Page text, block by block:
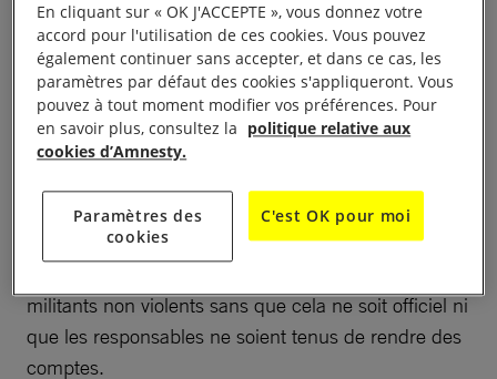
arbitraires et font même feu sur eux.
Couper délibérément l’accès à Internet constitue
une restriction alarmante du droit à laliberté
d’expression, et indique qu’il y a de fortes chances
Nous craignons que cette censure n’ait
spécifiquement pour but de donner carte blanche
militants non violents sans que cela ne soit officiel ni
que les responsables ne soient tenus de rendre des
comptes.
En cliquant sur « OK J'ACCEPTE », vous donnez votre
accord pour l'utilisation de ces cookies. Vous pouvez
également continuer sans accepter, et dans ce cas, les
paramètres par défaut des cookies s'appliqueront. Vous
pouvez à tout moment modifier vos préférences. Pour
en savoir plus, consultez la politique relative aux
cookies d’Amnesty.
Paramètres des
cookies
C'est OK pour moi